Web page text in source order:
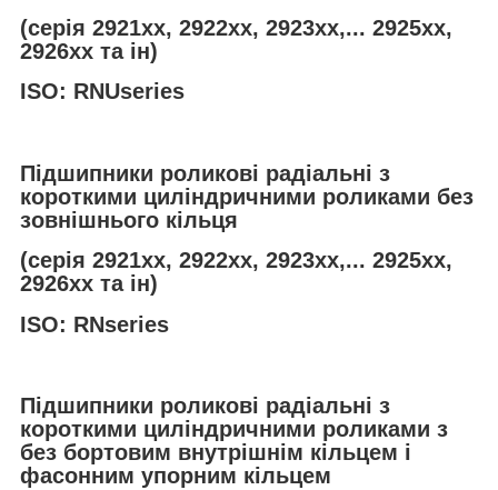
(серія 2921хх, 2922хх, 2923хх,... 2925хх,
2926хх та ін)
ISO: RNUseries
Підшипники роликові радіальні з
короткими циліндричними роликами без
зовнішнього кільця
(серія 2921хх, 2922хх, 2923хх,... 2925хх,
2926хх та ін)
ISO: RNseries
Підшипники роликові радіальні з
короткими циліндричними роликами з
без бортовим внутрішнім кільцем і
фасонним упорним кільцем